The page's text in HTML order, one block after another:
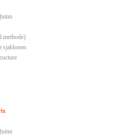
methode)
sjablonen